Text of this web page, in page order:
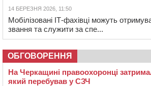
14 БЕРЕЗНЯ 2026, 11:50
Мобілізовані ІТ-фахівці можуть
звання та служити за спе...
ОБГОВОРЕННЯ
На Черкащині правоохоронці
який перебував у СЗЧ